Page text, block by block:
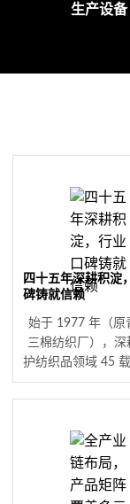
生产设备
四十五年深耕积淀
碑铸就信赖
始于 1977 年（原
三棉纺织厂），深
护纺织品领域 45
业发展变迁，积累
产业化经验与稳
碑，成为消防、军
等关键领域客户
择，是企业可持续
实根基。